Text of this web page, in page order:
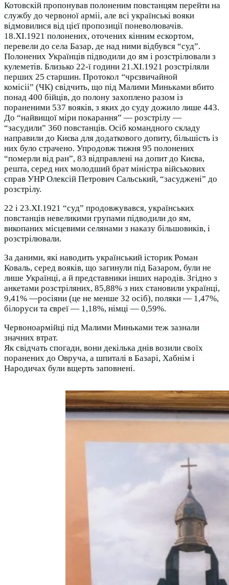
Котовскій пропонував полоненим повстанцям перейти на
службу до червоної арміі, але всі українські вояки
відмовилися від цієї пропозиції поневолювачів.
18.ХІ.1921 полонених, оточених кінним ескортом,
перевели до села Базар, де над ними відбувся “суд”.
Полонених Українців підводили до ям і розстрілювали з
кулеметів. Близько 22-ї години 21.ХІ.1921 розстріляли
перших 25 старшин. Протокол “чрєзвичайной
комісіі” (ЧК) свідчить, що під Малими Миньками вбито
понад 400 бійців, до полону захоплено разом із
пораненими 537 вояків, з яких до суду дожило лише 443.
До “найвищої міри покарання” — розстрілу —
“засудили” 360 повстанців. Осіб командного складу
направили до Києва для додаткового допиту, більшість із
них було страчено. Упродовж тижня 95 полонених
“померли від ран”, 83 відправлені на допит до Києва,
решта, серед них молодший брат міністра військових
справ УНР Олексій Петрович Сальський, “засуджені” до
розстрілу.
22 і 23.ХІ.1921 “суд” продовжувався, українських
повстанців невеликими групами підводили до ям,
викопаних місцевими селянами з наказу більшовиків, і
розстрілювали.
За даними, які наводить український історик Роман
Коваль, серед вояків, що загинули під Базаром, були не
лише Українці, а й представники інших народів. Згідно з
анкетами розстріляних, 85,88% з них становили українці,
9,41% —росіяни (це не менше 32 осіб), поляки — 1,47%,
білоруси та євреї — 1,18%, німці — 0,59%.
Червоноармійці під Малими Миньками теж зазнали
значних втрат.
Як свідчать спогади, вони декілька днів возили своїх
поранених до Овруча, а шпиталі в Базарі, Хабнім і
Народичах були вщерть заповнені.